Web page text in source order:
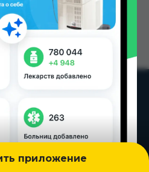
приложение